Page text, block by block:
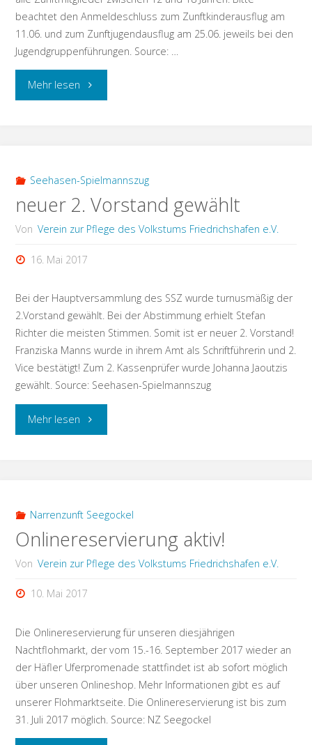
beachtet den Anmeldeschluss zum Zunftkinderausflug am
11.06. und zum Zunftjugendausflug am 25.06. jeweils bei den
Jugendgruppenführungen. Source: …
Mehr lesen"Einladungen
und
Jugendausflug
online!"
Seehasen-Spielmannszug
neuer 2. Vorstand gewählt
Von Verein zur Pflege des Volkstums Friedrichshafen e.V.
16. Mai 2017
Bei der Hauptversammlung des SSZ wurde turnusmäßig der
2.Vorstand gewählt. Bei der Abstimmung erhielt Stefan
Richter die meisten Stimmen. Somit ist er neuer 2. Vorstand!
Franziska Manns wurde in ihrem Amt als Schriftführerin und 2.
Vice bestätigt! Zum 2. Kassenprüfer wurde Johanna Jaoutzis
gewählt. Source: Seehasen-Spielmannszug
Mehr lesen"neuer
gewählt"
Narrenzunft Seegockel
Onlinereservierung aktiv!
Von Verein zur Pflege des Volkstums Friedrichshafen e.V.
10. Mai 2017
Die Onlinereservierung für unseren diesjährigen
Nachtflohmarkt, der vom 15.-16. September 2017 wieder an
der Häfler Uferpromenade stattfindet ist ab sofort möglich
über unseren Onlineshop. Mehr Informationen gibt es auf
unserer Flohmarktseite. Die Onlinereservierung ist bis zum
31. Juli 2017 möglich. Source: NZ Seegockel